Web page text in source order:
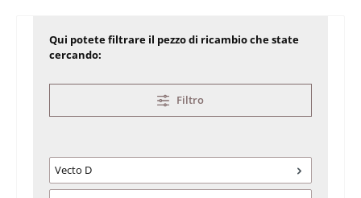
Qui potete filtrare il pezzo di ricambio che state
cercando:
Filtro
Vecto D